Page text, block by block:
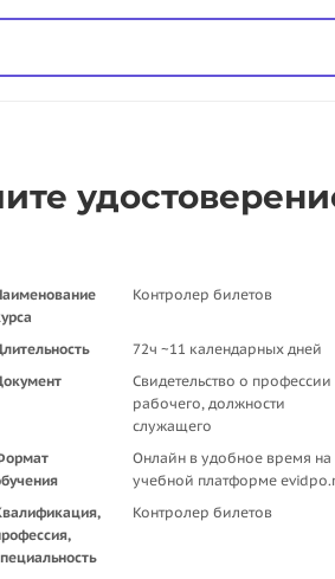
Контролер билетов
72ч ~11 календарных дней
Свидетельство о профессии
рабочего, должности
служащего
Онлайн в удобное время на
учебной платформе
Контролер билетов